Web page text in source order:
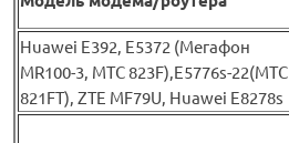
Huawei Е392, E5372 (Мегафон
MR100-3, МТС 823F),E5776s-22(МТС
821FT), ZTE MF79U, Huawei E8278s